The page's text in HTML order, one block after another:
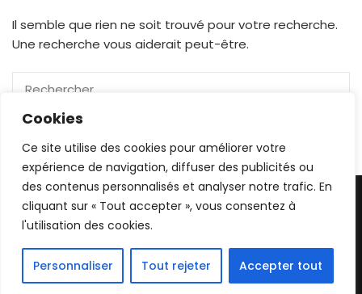
Cookies
Ce site utilise des cookies pour améliorer votre
expérience de navigation, diffuser des publicités ou
des contenus personnalisés et analyser notre trafic. En
cliquant sur « Tout accepter », vous consentez à
l'utilisation des cookies.
Personnaliser Tout rejeter Accepter tout
Il semble que rien ne soit trouvé pour votre recherche.
Une recherche vous aiderait peut-être.
2026 © Gaëlle Carlier | Les images présentes sur ce site
sont ma propriété, toute utilisation sans mon autorisation
parBlossom Themes. Propulsé par
Politique de confidentialité